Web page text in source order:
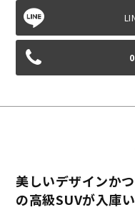
美しいデザインか
の高級SUVが入庫